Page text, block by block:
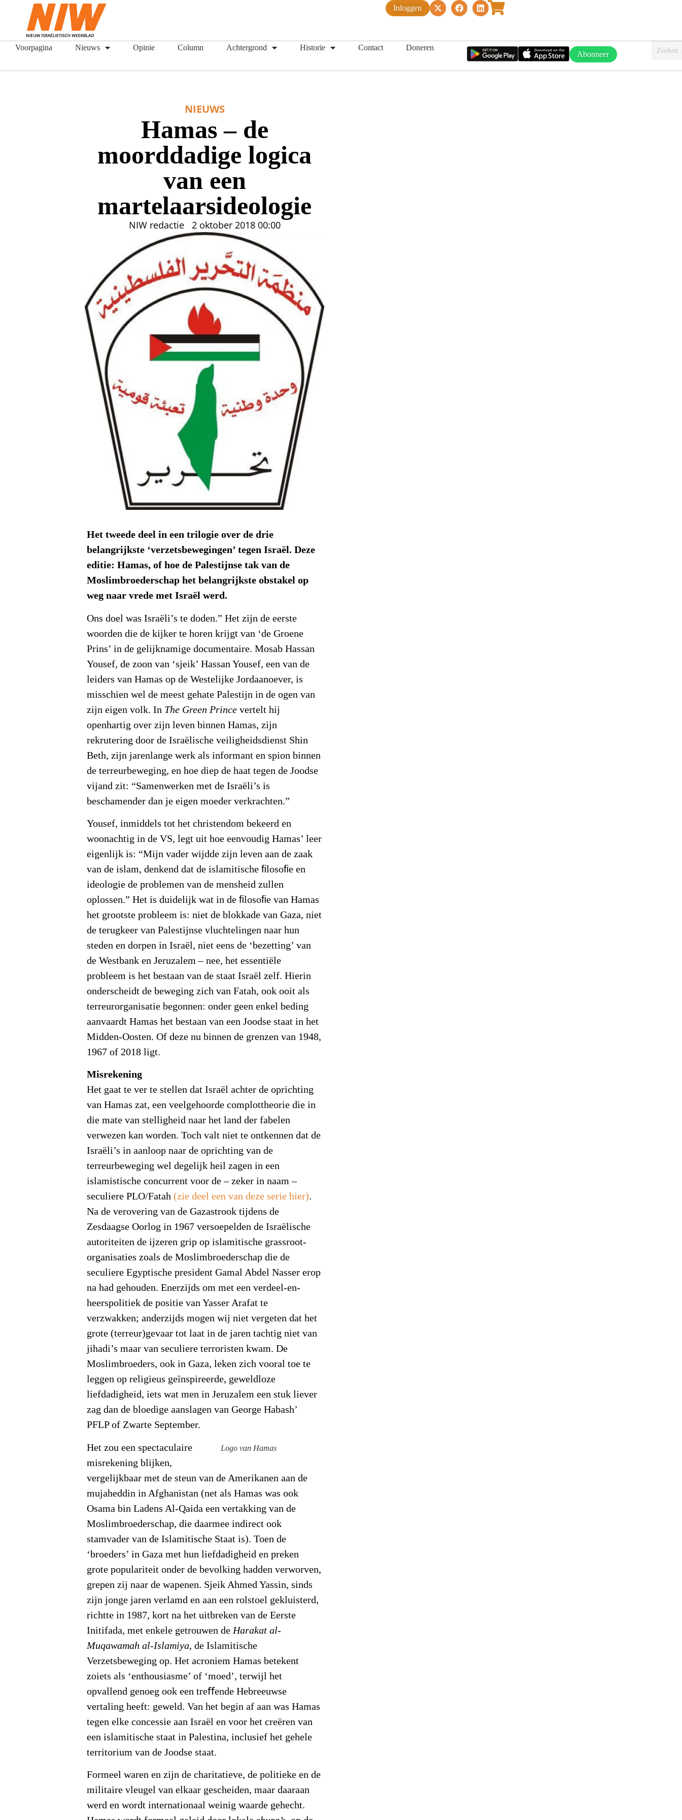
Inloggen
Voorpagina Nieuws Opinie Column Achtergrond Historie Contact Doneren
Abonneer
NIEUWS
Hamas – de
moorddadige logica
van een
martelaarsideologie
NIW redactie 2 oktober 2018 00:00
Het tweede deel in een trilogie over de drie
belangrijkste ‘verzetsbewegingen’ tegen Israël. Deze
editie: Hamas, of hoe de Palestijnse tak van de
Moslimbroederschap het belangrijkste obstakel op
weg naar vrede met Israël werd.
Ons doel was Israëli’s te doden.” Het zijn de eerste
woorden die de kijker te horen krijgt van ‘de Groene
Prins’ in de gelijknamige documentaire. Mosab Hassan
Yousef, de zoon van ‘sjeik’ Hassan Yousef, een van de
leiders van Hamas op de Westelijke Jordaanoever, is
misschien wel de meest gehate Palestijn in de ogen van
zijn eigen volk. In The Green Prince vertelt hij
openhartig over zijn leven binnen Hamas, zijn
rekrutering door de Israëlische veiligheidsdienst Shin
Beth, zijn jarenlange werk als informant en spion binnen
de terreurbeweging, en hoe diep de haat tegen de Joodse
vijand zit: “Samenwerken met de Israëli’s is
beschamender dan je eigen moeder verkrachten.”
Yousef, inmiddels tot het christendom bekeerd en
woonachtig in de VS, legt uit hoe eenvoudig Hamas’ leer
eigenlijk is: “Mijn vader wijdde zijn leven aan de zaak
van de islam, denkend dat de islamitische ﬁlosoﬁe en
ideologie de problemen van de mensheid zullen
oplossen.” Het is duidelijk wat in de ﬁlosoﬁe van Hamas
het grootste probleem is: niet de blokkade van Gaza, niet
de terugkeer van Palestijnse vluchtelingen naar hun
steden en dorpen in Israël, niet eens de ‘bezetting’ van
de Westbank en Jeruzalem – nee, het essentiële
probleem is het bestaan van de staat Israël zelf. Hierin
onderscheidt de beweging zich van Fatah, ook ooit als
terreurorganisatie begonnen: onder geen enkel beding
aanvaardt Hamas het bestaan van een Joodse staat in het
Midden-Oosten. Of deze nu binnen de grenzen van 1948,
1967 of 2018 ligt.
Misrekening
Het gaat te ver te stellen dat Israël achter de oprichting
van Hamas zat, een veelgehoorde complottheorie die in
die mate van stelligheid naar het land der fabelen
verwezen kan worden. Toch valt niet te ontkennen dat de
Israëli’s in aanloop naar de oprichting van de
terreurbeweging wel degelijk heil zagen in een
islamistische concurrent voor de – zeker in naam –
seculiere PLO/Fatah (zie deel een van deze serie hier).
Na de verovering van de Gazastrook tijdens de
Zesdaagse Oorlog in 1967 versoepelden de Israëlische
autoriteiten de ijzeren grip op islamitische grassroot-
organisaties zoals de Moslimbroederschap die de
seculiere Egyptische president Gamal Abdel Nasser erop
na had gehouden. Enerzijds om met een verdeel-en-
heerspolitiek de positie van Yasser Arafat te
verzwakken; anderzijds mogen wij niet vergeten dat het
grote (terreur)gevaar tot laat in de jaren tachtig niet van
jihadi’s maar van seculiere terroristen kwam. De
Moslimbroeders, ook in Gaza, leken zich vooral toe te
leggen op religieus geïnspireerde, geweldloze
liefdadigheid, iets wat men in Jeruzalem een stuk liever
zag dan de bloedige aanslagen van George Habash’
PFLP of Zwarte September.
Logo van Hamas
Het zou een spectaculaire
misrekening blijken,
vergelijkbaar met de steun van de Amerikanen aan de
mujaheddin in Afghanistan (net als Hamas was ook
Osama bin Ladens Al-Qaida een vertakking van de
Moslimbroederschap, die daarmee indirect ook
stamvader van de Islamitische Staat is). Toen de
‘broeders’ in Gaza met hun liefdadigheid en preken
grote populariteit onder de bevolking hadden verworven,
grepen zij naar de wapenen. Sjeik Ahmed Yassin, sinds
zijn jonge jaren verlamd en aan een rolstoel gekluisterd,
richtte in 1987, kort na het uitbreken van de Eerste
Initifada, met enkele getrouwen deHarakat al-
Muqawamah al-Islamiya, de Islamitische
Verzetsbeweging op. Het acroniem Hamas betekent
zoiets als ‘enthousiasme’ of ‘moed’, terwijl het
opvallend genoeg ook een treﬀende Hebreeuwse
vertaling heeft: geweld. Van het begin af aan was Hamas
tegen elke concessie aan Israël en voor het creëren van
een islamitische staat in Palestina, inclusief het gehele
territorium van de Joodse staat.
Formeel waren en zijn de charitatieve, de politieke en de
militaire vleugel van elkaar gescheiden, maar daaraan
werd en wordt internationaal weinig waarde gehecht.